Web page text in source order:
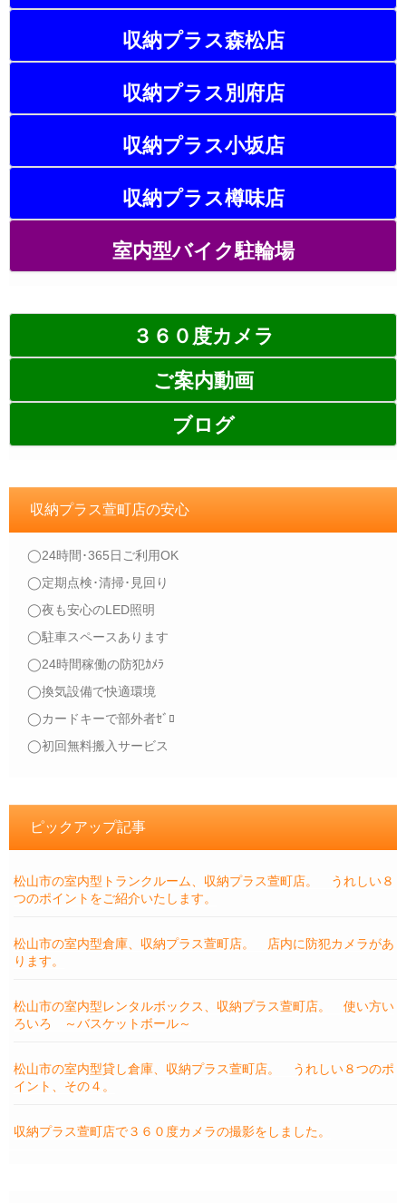
収納プラス森松店
収納プラス別府店
収納プラス小坂店
収納プラス樽味店
室内型バイク駐輪場
３６０度カメラ
ご案内動画
ブログ
収納プラス萱町店の安心
◯24時間･365日ご利用OK
◯定期点検･清掃･見回り
◯夜も安心のLED照明
◯駐車スペースあります
◯24時間稼働の防犯ｶﾒﾗ
◯換気設備で快適環境
◯カードキーで部外者ｾﾞﾛ
◯初回無料搬入サービス
ピックアップ記事
松山市の室内型トランクルーム、収納プラス萱町店。 うれしい８
つのポイントをご紹介いたします。
松山市の室内型倉庫、収納プラス萱町店。 店内に防犯カメラがあ
ります。
松山市の室内型レンタルボックス、収納プラス萱町店。 使い方い
ろいろ ～バスケットボール～
松山市の室内型貸し倉庫、収納プラス萱町店。 うれしい８つのポ
イント、その４。
収納プラス萱町店で３６０度カメラの撮影をしました。